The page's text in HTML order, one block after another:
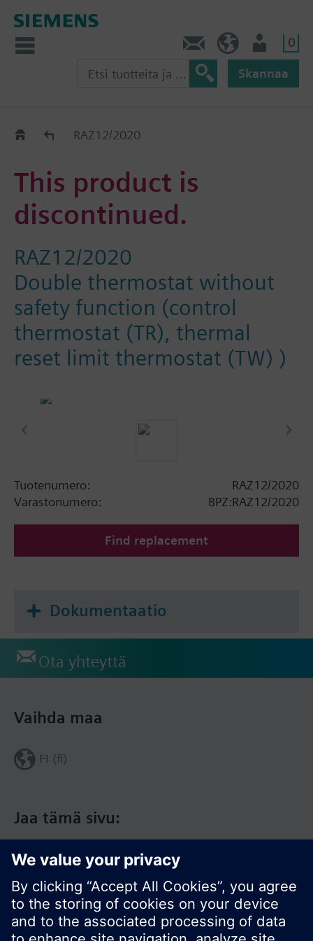
0
Skannaa
Old2NewRAZ12/2020
This product is
discontinued.
RAZ12/2020
Double thermostat without
safety function (control
thermostat (TR), thermal
reset limit thermostat (TW) )
Tuotenumero:
RAZ12/2020
Varastonumero:
BPZ:RAZ12/2020
Find replacement
Dokumentaatio
Ota yhteyttä
Jaa tämä sivu:
Vaihda maa
FI (fi)